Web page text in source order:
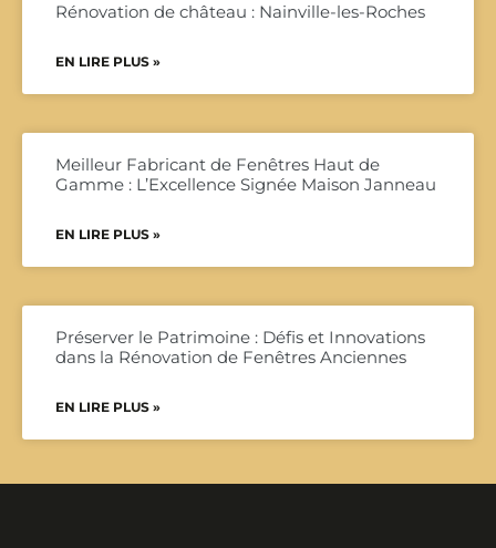
Rénovation de château : Nainville-les-Roches
EN LIRE PLUS »
Meilleur Fabricant de Fenêtres Haut de
Gamme : L’Excellence Signée Maison Janneau
EN LIRE PLUS »
Préserver le Patrimoine : Défis et Innovations
dans la Rénovation de Fenêtres Anciennes
EN LIRE PLUS »